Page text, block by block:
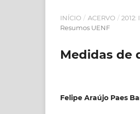
INÍCIO / ACERVO / 2012:
Resumos UENF
Medidas de
Felipe Araújo Paes